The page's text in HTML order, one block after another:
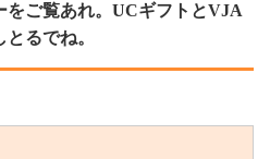
をご覧あれ。UCギフトとVJA
るでね。